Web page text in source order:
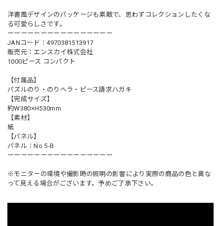
洋書風デザインのパッケージも素敵で、思わずコレクションしたくな
る可愛らしさです。
ーーーーーーーーーーーーーーーー
JANコード：4970381513917
販売元：エンスカイ株式会社
1000ピース コンパクト
【付属品】
パズルのり・のりヘラ・ピース請求ハガキ
【完成サイズ】
約W380×H530mm
【素材】
紙
【パネル】
パネル：No.5-B
ーーーーーーーーーーーーーーーー
※モニターの環境や撮影時の照明の影響により実際の商品の色と異な
って見える場合がございます。予めご了承下さい。